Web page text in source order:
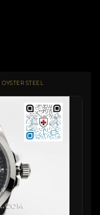
STEEL